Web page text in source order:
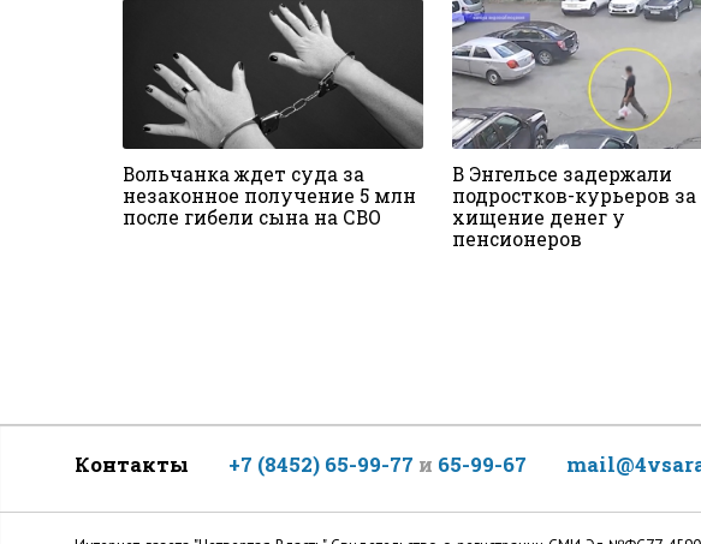
Вольчанка ждет суда за
незаконное получение 5 млн
после гибели сына на СВО
В Энгельсе задержали
подростков-курьеров за
хищение денег у
пенсионеров
Контакты +7 (8452) 65-99-77 и 65-99-67